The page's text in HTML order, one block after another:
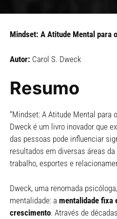
Mindset: A Atitude Mental para
Autor: Carol S. Dweck
Resumo
“Mindset: A Atitude Mental para
Dweck é um livro inovador que
das pessoas pode influenciar
resultados em diversas áreas
trabalho, esportes e
Dweck, uma renomada
mentalidade: a mentalidade fixa
crescimento. Através de